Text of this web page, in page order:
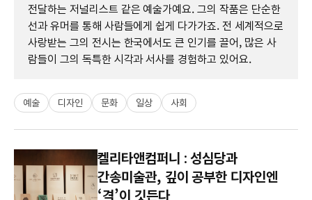
전달하는 저널리스트 같은 예술가예요. 그의 작품은 단순한
선과 유머를 통해 사람들에게 쉽게 다가가죠. 전 세계적으로
사랑받는 그의 전시는 한국에서도 큰 인기를 끌어, 많은 사
람들이 그의 독특한 시각과 서사를 경험하고 있어요.
예술 디자인 문화 일상 사회
켈리타앤컴퍼니 : 성심당과
간송미술관, 깊이 공부한 디자인엔
‘격’이 깃든다